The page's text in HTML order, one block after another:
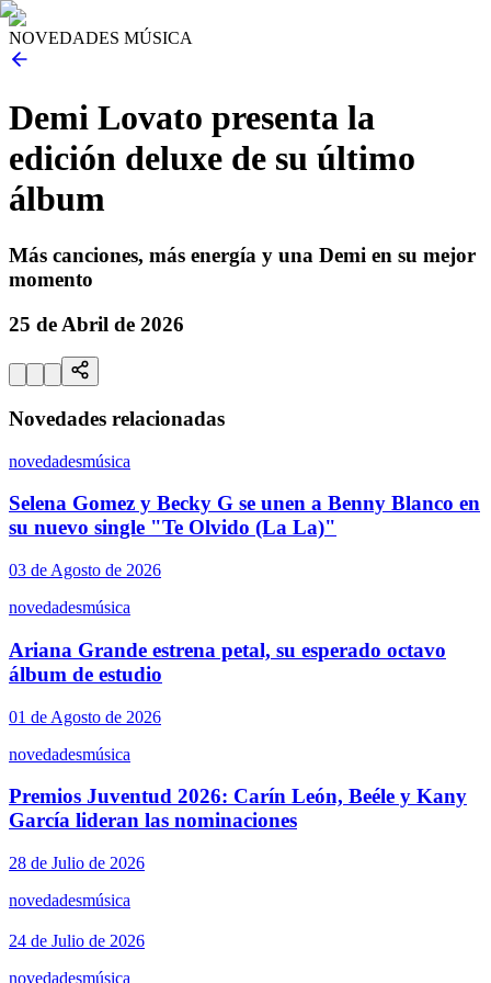
NOVEDADES MÚSICA
Demi Lovato presenta la
edición deluxe de su último
álbum
Más canciones, más energía y una Demi en su mejor
momento
25 de Abril de 2026
Novedades relacionadas
novedadesmúsica
Selena Gomez y Becky G se unen a Benny Blanco en
su nuevo single "Te Olvido (La La)"
03 de Agosto de 2026
novedadesmúsica
Ariana Grande estrena petal, su esperado octavo
álbum de estudio
01 de Agosto de 2026
novedadesmúsica
Premios Juventud 2026: Carín León, Beéle y Kany
García lideran las nominaciones
28 de Julio de 2026
novedadesmúsica
24 de Julio de 2026
novedadesmúsica